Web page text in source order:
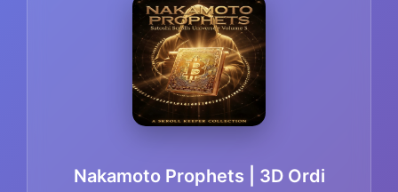
Nakamoto Prophets | 3D Ordi